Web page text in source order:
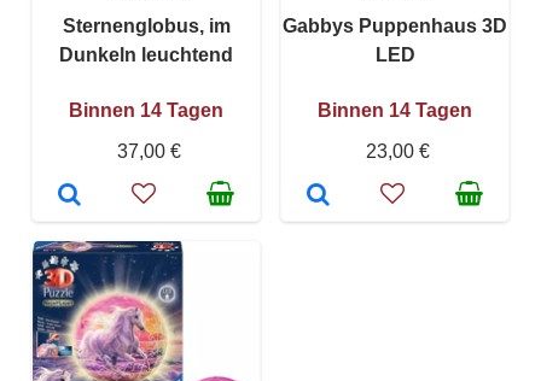
Sternenglobus, im
Dunkeln leuchtend
Binnen 14 Tagen
37,00 €
Gabbys Puppenhaus 3D
LED
Binnen 14 Tagen
23,00 €